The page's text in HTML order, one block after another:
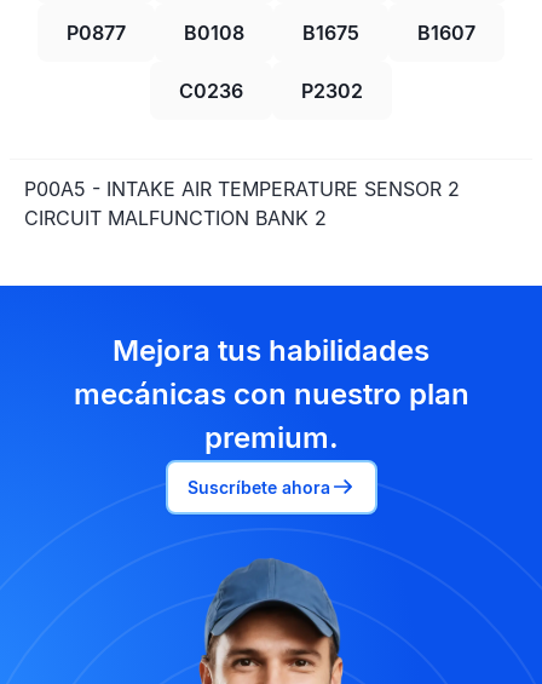
P0877 B0108 B1675 B1607
C0236 P2302
P00A5 - INTAKE AIR TEMPERATURE SENSOR 2
CIRCUIT MALFUNCTION BANK 2
Mejora tus habilidades
mecánicas con nuestro plan
premium.
Suscríbete ahora